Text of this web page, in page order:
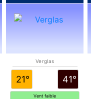
Verglas
21° 41°
Vent faible